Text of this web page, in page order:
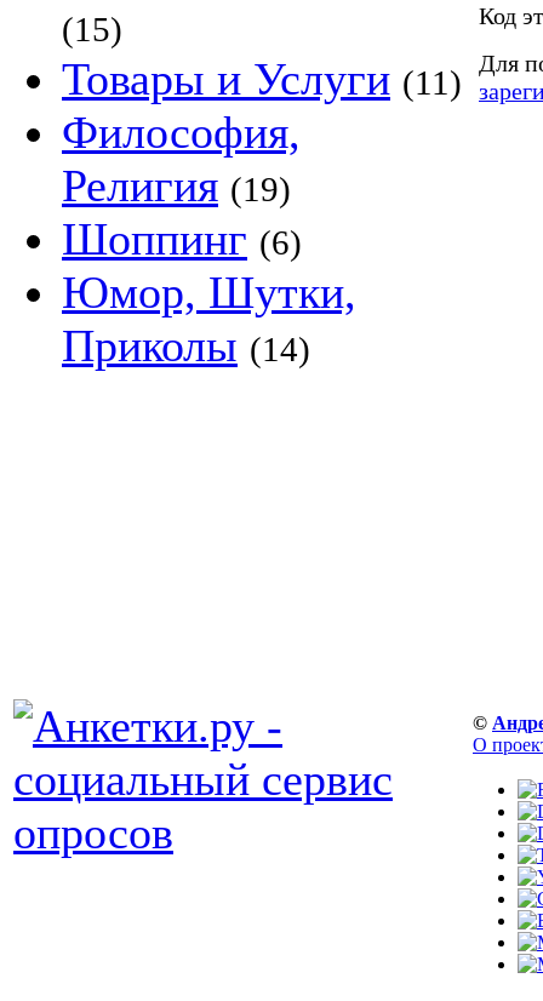
(15)
Товары и Услуги (11)
Философия,
Религия (19)
Шоппинг (6)
Юмор, Шутки,
Приколы (14)
Код
Для
©
О